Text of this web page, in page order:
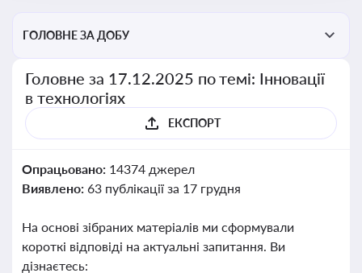
ГОЛОВНЕ ЗА ДОБУ
Головне за 17.12.2025 по темі: Інновації
в технологіях
ЕКСПОРТ
Опрацьовано: 14374 джерел
Виявлено: 63 публікації за 17 грудня
На основі зібраних матеріалів ми сформували
короткі відповіді на актуальні запитання. Ви
дізнаєтесь: